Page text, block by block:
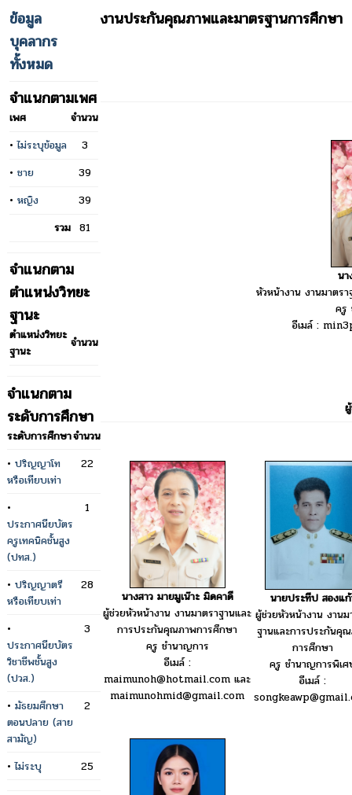
ข้อมูล
บุคลากร
ทั้งหมด
จำแนกตามเพศ
เพศ
จำนวน
•ไม่ระบุข้อมูล
3
• ชาย
39
• หญิง
39
รวม 81
จำแนกตาม
ตำแหน่งวิทยะ
ฐานะ
ตำแหน่งวิทยะ
ฐานะ
จำนวน
จำแนกตาม
ระดับการศึกษา
ระดับการศึกษาจำนวน
• ปริญญาโท
หรือเทียบเท่า
22
•
ประกาศนียบัตร
ครูเทคนิคชั้นสูง
(ปทส.)
1
• ปริญญาตรี
หรือเทียบเท่า
28
•
ประกาศนียบัตร
วิชาชีพชั้นสูง
(ปวส.)
3
• มัธยมศึกษา
ตอนปลาย (สาย
สามัญ)
2
•ไม่ระบุ 25
งานประกันคุณภาพและมาตรฐานการศึกษา
น
หัวหน้างาน งานมาตร
ครู
อีเมล์ :
นางสาว มายมูเน๊าะ มิดคาดี
ผู้ช่วยหัวหน้างาน งานมาตราฐานและ
การประกันคุณภาพการศึกษา
ครู ชำนาญการ
อีเมล์ :
maimunoh@hotmail.com และ
maimunohmid@gmail.com
นายประทีป สองแ
ผู้ช่วยหัวหน้างาน งานม
ฐานและการประกันคุ
การศึกษา
ครู ชำนาญการพิเ
อีเมล์ :